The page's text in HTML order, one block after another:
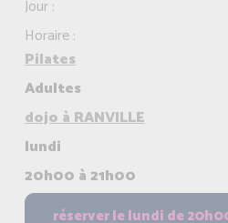
Jour :
Horaire :
Pilates
Adultes
dojo à RANVILLE
lundi
20h00 à 21h00